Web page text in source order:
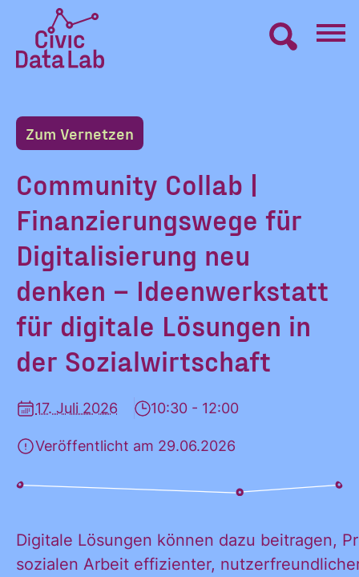
Inhalt
springen
Lab
Startseite
LERNEN
MACHEN
BLOG
ÜBER UNS
KONTAKT
Zum Vernetzen
Community Collab |
Finanzierungswege für
Digitalisierung neu
denken – Ideenwerkstatt
für digitale Lösungen in
der Sozialwirtschaft
17. Juli 2026 10:30 - 12:00
Veröffentlicht am 29.06.2026
Digitale Lösungen können dazu beitragen,
sozialen Arbeit effizienter,